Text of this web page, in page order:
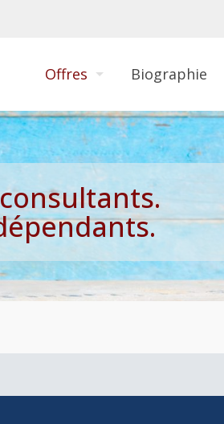
Offres Biographie